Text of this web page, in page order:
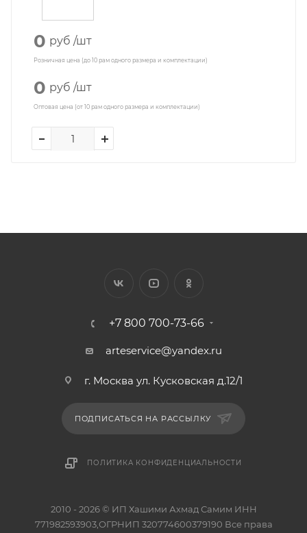
0 руб /шт
Розничная цена (до 10 рам одного размера и комплектации)
0 руб /шт
Оптовая цена (от 10 рам одного размера и комплектации)
+7 800 700-73-66
arteservice@yandex.ru
г. Москва ул. Кусковская д.12/1
ПОДПИСАТЬСЯ НА РАССЫЛКУ
ПОЛИТИКА КОНФИДЕНЦИАЛЬНОСТИ
2010 - 2026 © ИП Хашими Ахмад Самим ИНН
771982593903,ОГРНИП 320774600379190 Все права